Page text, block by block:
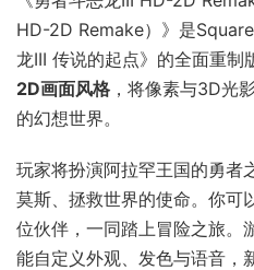
HD-2D Remake）》是
龙III 传说的起点》的全面重制
2D画面风格 ，将像素与3D光
的幻想世界。
玩家将扮演阿拉罕王国的勇者
莫斯、拯救世界的使命。你可
位伙伴，一同踏上冒险之旅。
能自定义外观、发色与语音，